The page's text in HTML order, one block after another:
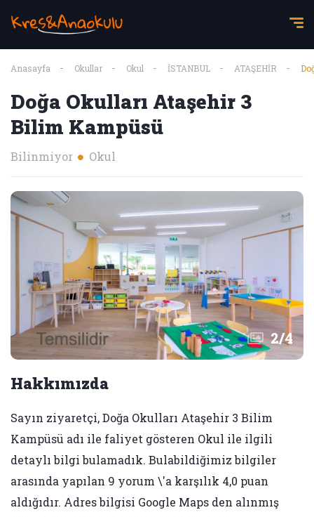
Anasayfa Okullar Okul İSTANBUL ATAŞEHİR
Doğa Okulları Ataşehir 3
Bilim Kampüsü
Bilinmiyor Okul
2/4
Hakkımızda
Sayın ziyaretçi, Doğa Okulları Ataşehir 3 Bilim
Kampüsü adı ile faliyet gösteren Okul ile ilgili
detaylı bilgi bulamadık. Bulabildiğimiz bilgiler
arasında yapılan 9 yorum \'a karşılık 4,0 puan
aldığıdır. Adres bilgisi Google Maps den alınmış